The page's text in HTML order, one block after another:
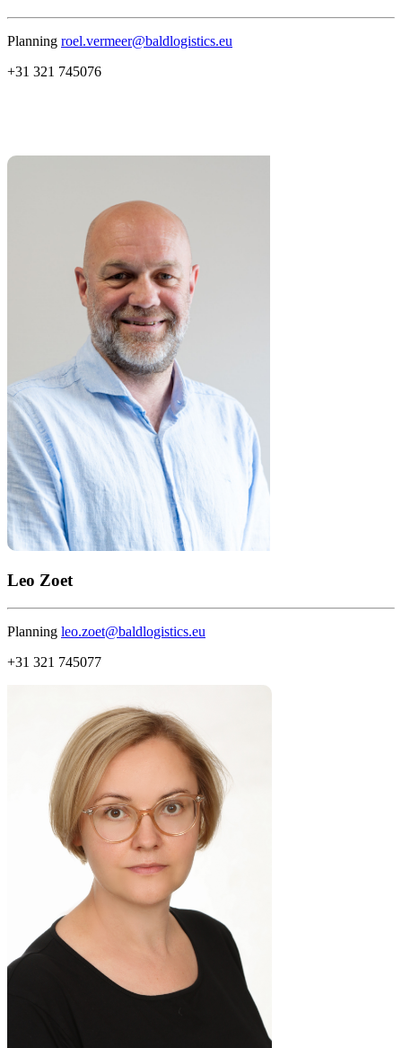
Planning roel.vermeer@baldlogistics.eu
+31 321 745076
Leo Zoet
Planning leo.zoet@baldlogistics.eu
+31 321 745077